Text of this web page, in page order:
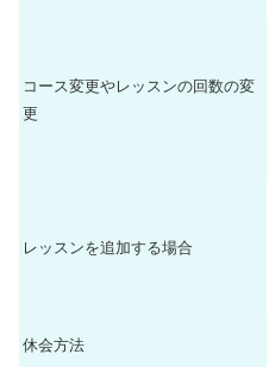
コース変更やレッスンの回数の変
更
レッスンを追加する場合
休会方法